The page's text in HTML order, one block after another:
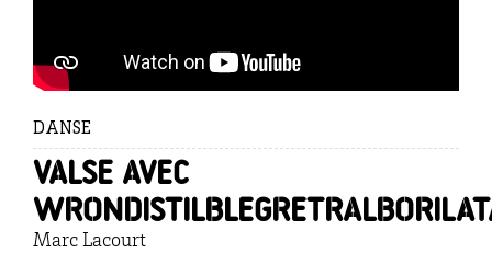
DANSE
Valse avec
Marc Lacourt